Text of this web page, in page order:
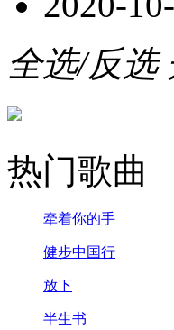
全选/反选
热门歌曲
牵着你的手
健步中国行
放下
半生书